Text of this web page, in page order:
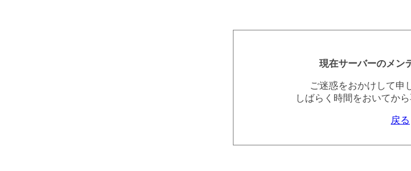
現在サーバーのメン
ご迷惑をおかけして申
しばらく時間をおいてか
戻る